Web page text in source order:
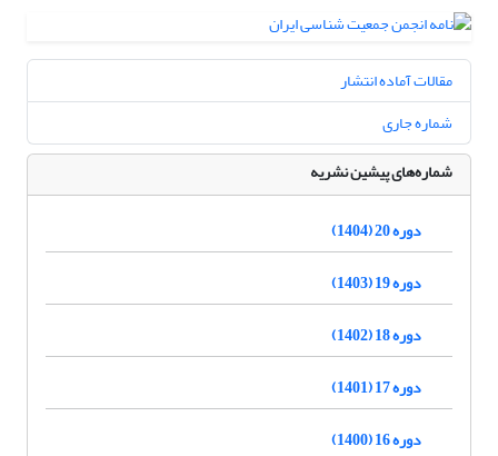
مقالات آماده انتشار
شماره جاری
شماره‌های پیشین نشریه
دوره 20 (1404)
دوره 19 (1403)
دوره 18 (1402)
دوره 17 (1401)
دوره 16 (1400)